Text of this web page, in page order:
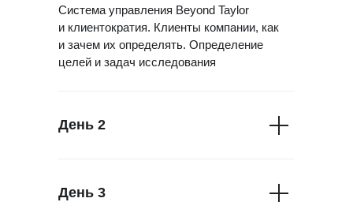
Система управления Beyond Taylor
и клиентократия. Клиенты компании, как
и зачем их определять. Определение
целей и задач исследования
День 2
День 3